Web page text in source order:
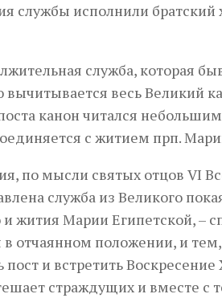
службы исполнили братский
служба, которая
вычитывается весь Великий
канон читался
с житием прп.
по мысли святых отцов VI
служба из Великого
и жития Марии Египетской, –
в отчаянном положении, и
пост и встретить
страждущих и вместе